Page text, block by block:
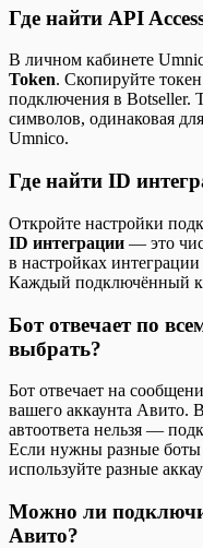
Где найти API
В личном кабинете
Token. Скопируйте
подключения в Botseller.
символов, одинаковая
Umnico.
Где найти ID
Откройте настройки
ID интеграции — это
в настройках
Каждый подключённый
Бот отвечает по
выбрать?
Бот отвечает на
вашего аккаунта Авито.
автоответа нельзя —
Если нужны разные
используйте разные
Можно ли
Авито?